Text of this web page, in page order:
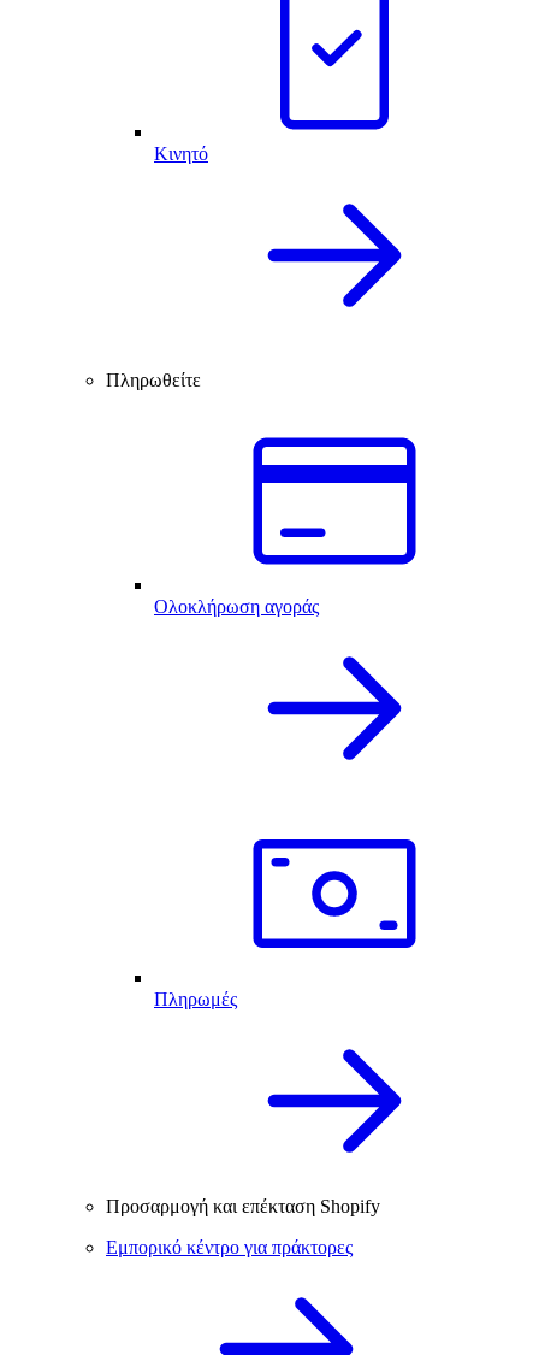
Κινητό
Πληρωθείτε
Ολοκλήρωση αγοράς
Πληρωμές
Προσαρμογή και επέκταση Shopify
Εμπορικό κέντρο για πράκτορες